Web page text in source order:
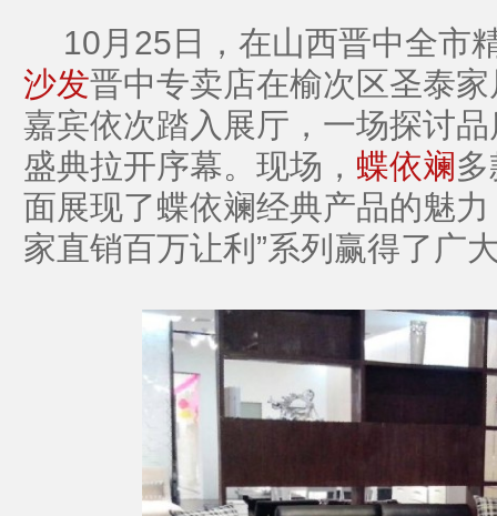
10月25日，在山西晋中全市
沙发晋中专卖店在榆次区圣泰
嘉宾依次踏入展厅，一场探讨
盛典拉开序幕。现场， 蝶依斓
面展现了蝶依斓经典产品的魅
家直销百万让利”系列赢得了广